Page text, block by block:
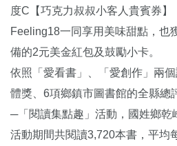
度C【巧克力叔叔小客人貴賓券】
Feeling18一同享用美味甜點，也
備的2元美金紅包及鼓勵小卡。
依照「愛看書」、「愛創作」兩
體獎、6項鄉鎮市圖書館的全縣總
─「閱讀集點趣」活動，國姓鄉乾
活動期間共閱讀3,720本書，平均